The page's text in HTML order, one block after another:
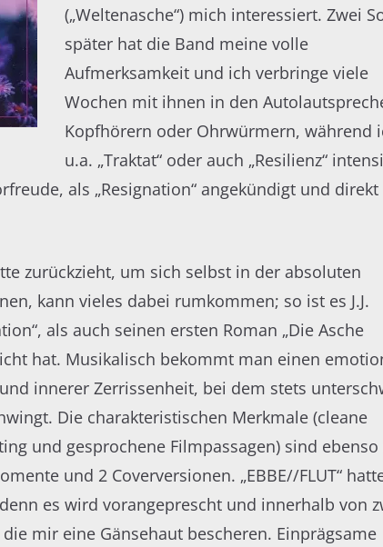
(„Weltenasche“) mich interessiert. Zwei
später hat die Band meine volle
Aufmerksamkeit und ich verbringe viele
Wochen mit ihnen in den
Kopfhörern oder Ohrwürmern, während
u.a. „Traktat“ oder auch „Resilienz“
als „Resignation“ angekündigt und direkt
zurückzieht, um sich selbst in der absoluten
kann vieles dabei rumkommen; so ist es J.J.
als auch seinen ersten Roman „Die Asche
hat. Musikalisch bekommt man einen
innerer Zerrissenheit, bei dem stets
Die charakteristischen Merkmale (cleane
und gesprochene Filmpassagen) sind
und 2 Coverversionen. „EBBE//FLUT“
es wird vorangeprescht und innerhalb von
mir eine Gänsehaut bescheren. Einprägsame